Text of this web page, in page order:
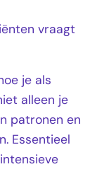
vraagt
je als
alleen je
patronen en
Essentieel